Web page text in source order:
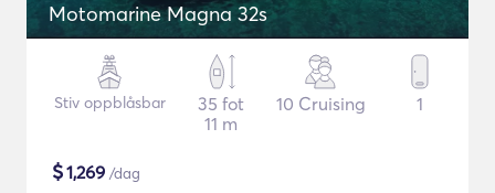
Motomarine Magna 32s
Stiv oppblåsbar
35 fot
11 m
10 Cruising 1
$1,269 /dag